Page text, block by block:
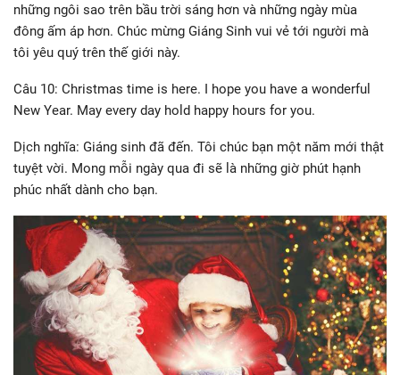
những ngôi sao trên bầu trời sáng hơn và những ngày mùa
đông ấm áp hơn. Chúc mừng Giáng Sinh vui vẻ tới người mà
tôi yêu quý trên thế giới này.
Câu 10: Christmas time is here. I hope you have a wonderful
New Year. May every day hold happy hours for you.
Dịch nghĩa: Giáng sinh đã đến. Tôi chúc bạn một năm mới thật
tuyệt vời. Mong mỗi ngày qua đi sẽ là những giờ phút hạnh
phúc nhất dành cho bạn.